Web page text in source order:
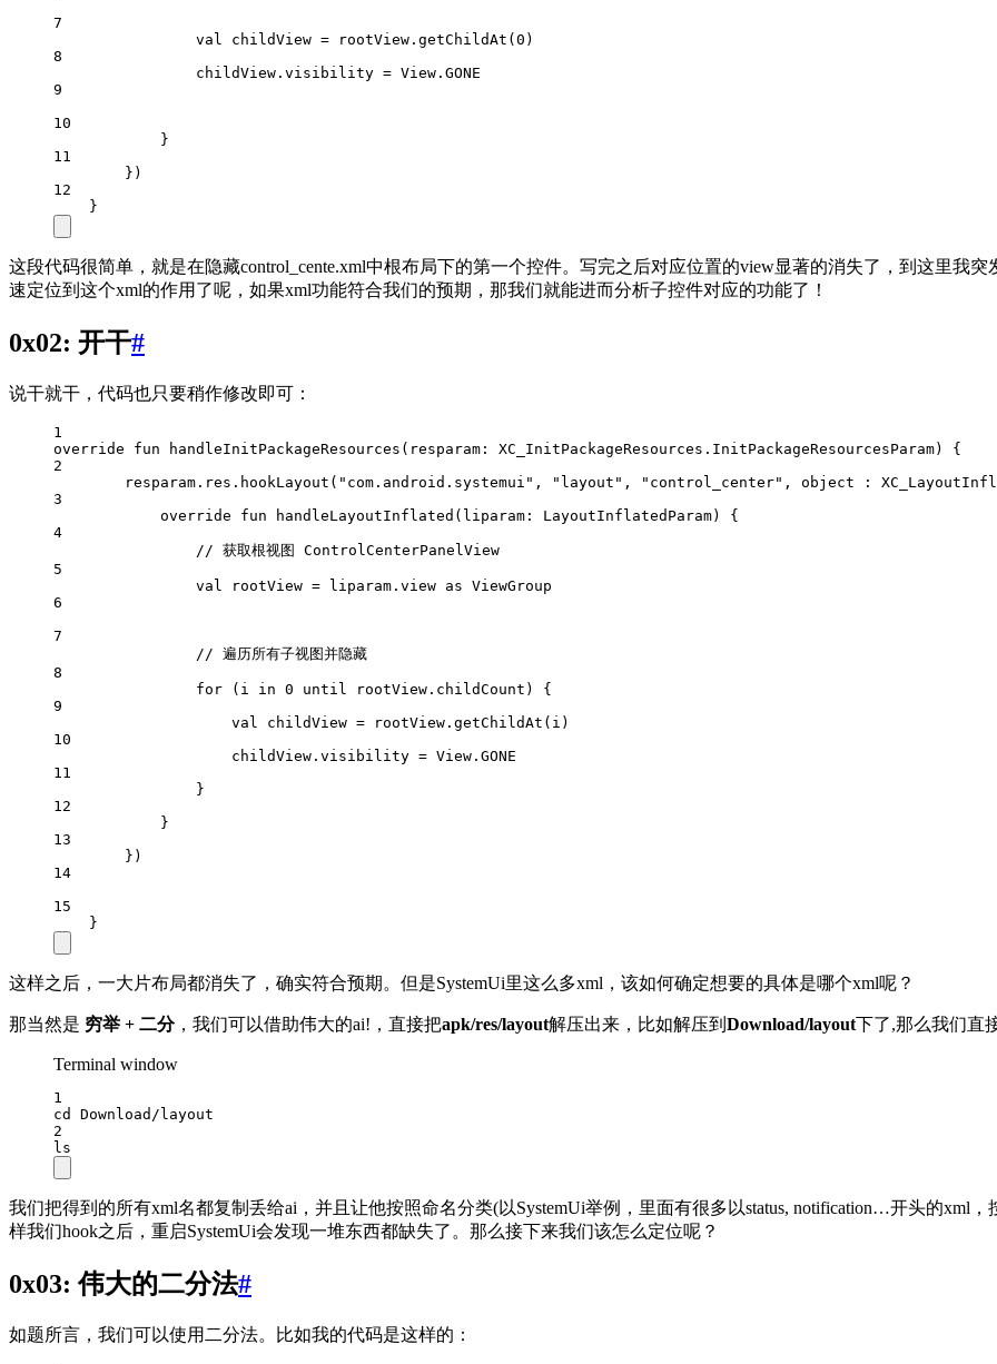
7
val childView = rootView. getChildAt ( 0 )
8
childView.visibility = View.GONE
9
10
}
11
})
12
}
这段代码很简单，就是在隐藏control_cente.xml中根布局下的第一个控件。写完之后对应位置的view显著的消失了，到这里我
速定位到这个xml的作用了呢，如果xml功能符合我们的预期，那我们就能进而分析子控件对应的功能了！
0x02: 开干#
说干就干，代码也只要稍作修改即可：
1
override
fun handleInitPackageResources (resparam: XC_InitPackageResources .InitPackageResourcesParam) {
2
resparam.res. hookLayout ( "com.android.systemui" , "layout" , "control_center" , object :
3
override
fun handleLayoutInflated (liparam: LayoutInflatedParam) {
4
// 获取根视图 ControlCenterPanelView
5
val rootView = liparam.view as ViewGroup
6
7
// 遍历所有子视图并隐藏
8
for (i in 0 until rootView.childCount) {
9
val childView = rootView. getChildAt (i)
10
childView.visibility = View.GONE
11
}
12
}
13
})
14
15
}
这样之后，一大片布局都消失了，确实符合预期。但是SystemUi里这么多xml，该如何确定想要的具体是哪个xml呢？
那当然是 穷举 + 二分，我们可以借助伟大的ai!，直接把apk/res/layout解压出来，比如解压到 Download/layout下了,那么我们直
Terminal window
1
cd
Download/layout
2
ls
我们把得到的所有xml名都复制丢给ai，并且让他按照命名分类(以SystemUi举例，里面有很多以status, notification…开头的xml
样我们hook之后，重启SystemUi会发现一堆东西都缺失了。那么接下来我们该怎么定位呢？
0x03: 伟大的二分法#
如题所言，我们可以使用二分法。比如我的代码是这样的：